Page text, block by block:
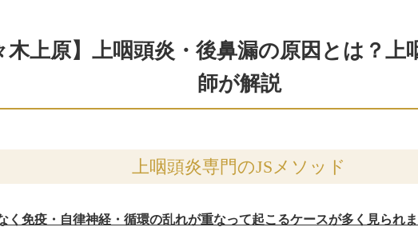
木上原】上咽頭炎・後鼻漏の原因とは？上
師が解説
上咽頭炎専門のJSメソッド
く免疫・自律神経・循環の乱れが重なって起こるケースが多く見られま